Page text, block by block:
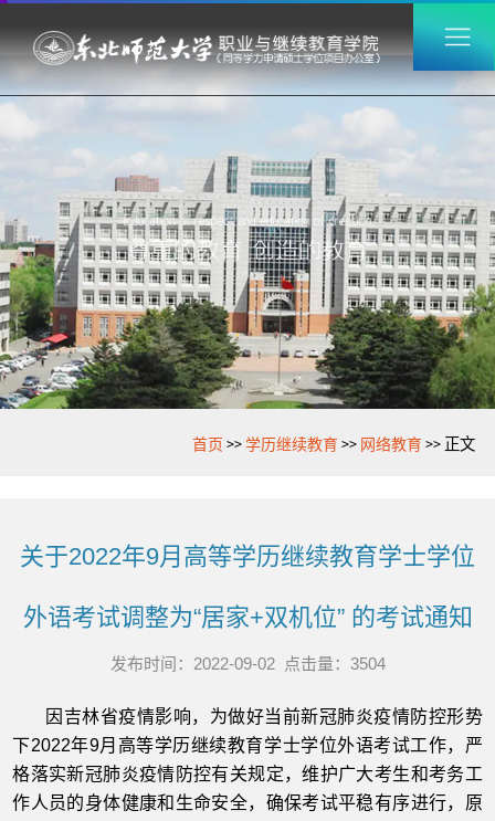
首页 >>学历继续教育>> 网络教育>> 正文
关于2022年9月高等学历继续教育学士学位
外语考试调整为“居家+双机位” 的考试通知
发布时间：2022-09-02 点击量： 3504
因吉林省疫情影响，为做好当前新冠肺炎疫情防控形势
下2022年9月高等学历继续教育学士学位外语考试工作，严
格落实新冠肺炎疫情防控有关规定，维护广大考生和考务工
作人员的身体健康和生命安全，确保考试平稳有序进行，原